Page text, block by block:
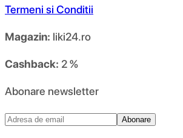
Termeni si Conditii
Magazin: liki24.ro
Cashback: 2 %
Abonare newsletter
Abonare